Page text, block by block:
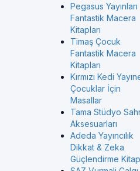
Pegasus Yayınları
Fantastik Macera
Kitapları
Timaş Çocuk
Fantastik Macera
Kitapları
Kırmızı Kedi
Çocuklar İçin
Masallar
Tama Stüdyo
Aksesuarları
Adeda Yayıncılık
Dikkat & Zeka
Güçlendirme